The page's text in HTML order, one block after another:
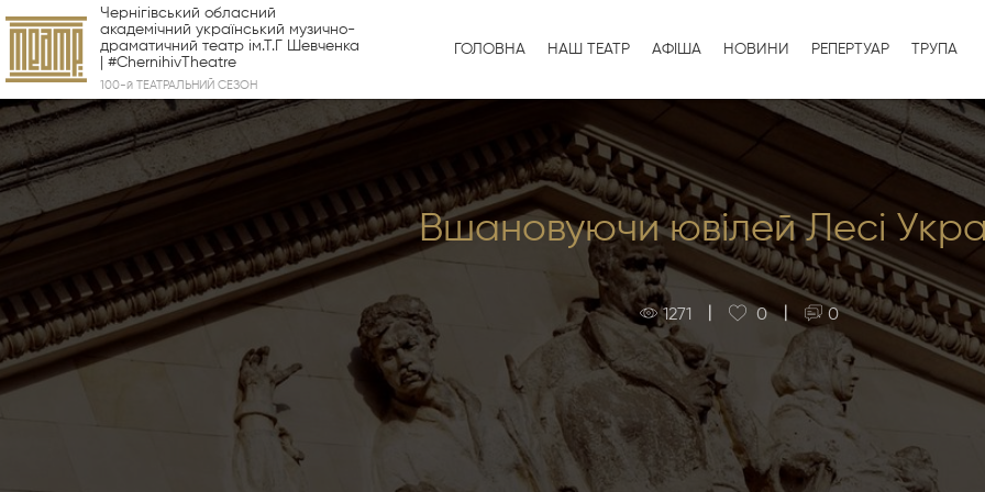
Чернігівський обласний
академічний український музично-
драматичний театр ім.Т.Г Шевченка
| #ChernihivTheatre
100-й ТЕАТРАЛЬНИЙ СЕЗОН
ГОЛОВНА НАШ ТЕАТР АФІША НОВИНИ РЕПЕРТУАР ТРУПА
Вшановуючи ювілей Лесі
1271 0 0